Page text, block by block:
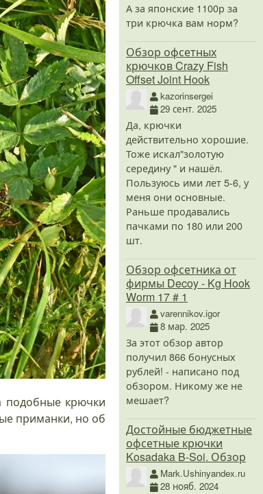
подобные крючки
приманки, но об
А за японские 1100р за
три крючка вам норм?
Обзор офсетных
крючков Crazy Fish
Offset Joint Hook
kazorinsergei
29 сент. 2025
Да, крючки
действительно хорошие.
Тоже искал"золотую
середину " и нашёл.
Пользуюсь ими лет 5-6, у
меня они основные.
Раньше продавались
пачками по 180 или 200
шт.
Обзор офсетника от
фирмы Decoy - Kg Hook
Worm 17 # 1
varennikov.igor
8 мар. 2025
За этот обзор автор
получил 866 бонусных
рублей! - написано под
обзором. Никому же не
мешает?
Достойные бюджетные
офсетные крючки
Kosadaka B-Soi. Обзор
Mark.Ushinyandex.ru
28 нояб. 2024